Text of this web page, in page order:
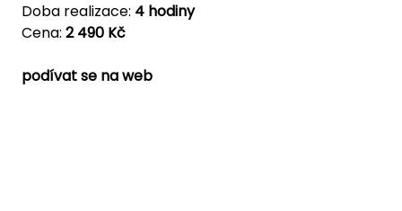
Doba realizace: 4 hodiny
Cena: 2 490 Kč
podívat se na web